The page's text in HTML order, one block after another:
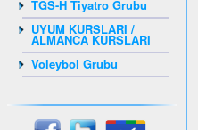
TGS-H Tiyatro Grubu
UYUM KURSLARI /
ALMANCA KURSLARI
Voleybol Grubu